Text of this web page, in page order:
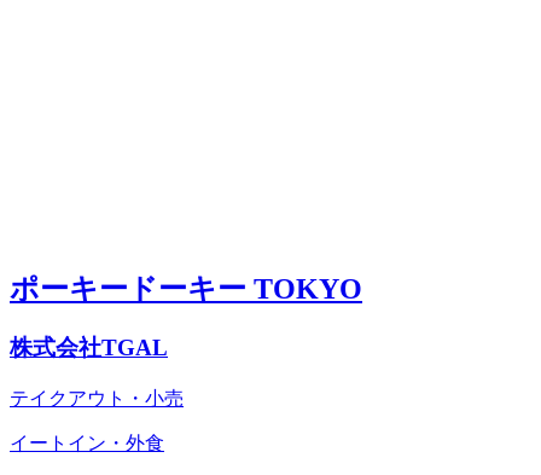
ポーキードーキー TOKYO
株式会社TGAL
テイクアウト・小売
イートイン・外食